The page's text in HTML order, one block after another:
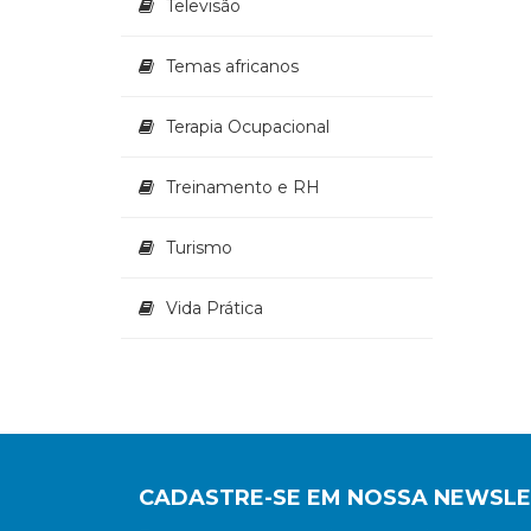
Televisão
Temas africanos
Terapia Ocupacional
Treinamento e RH
Turismo
Vida Prática
CADASTRE-SE EM NOSSA